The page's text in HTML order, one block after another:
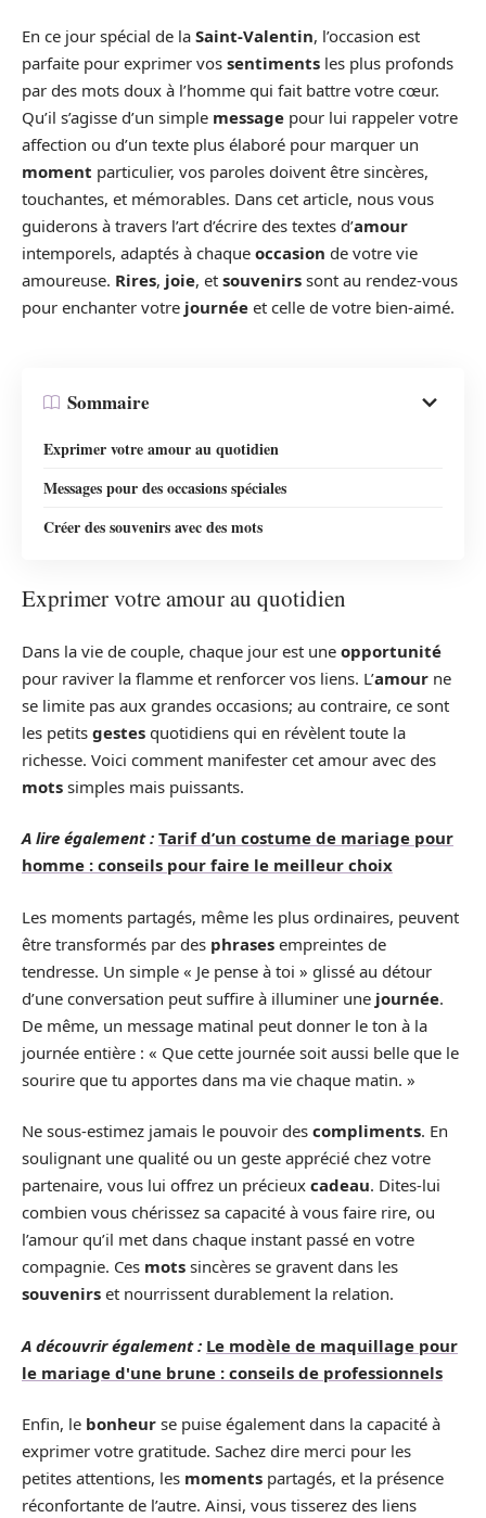
En ce jour spécial de la Saint-Valentin, l’occasion est
parfaite pour exprimer vos sentiments les plus profonds
par des mots doux à l’homme qui fait battre votre cœur.
Qu’il s’agisse d’un simple message pour lui rappeler votre
affection ou d’un texte plus élaboré pour marquer un
moment particulier, vos paroles doivent être sincères,
touchantes, et mémorables. Dans cet article, nous vous
guiderons à travers l’art d’écrire des textes d’amour
intemporels, adaptés à chaque occasion de votre vie
amoureuse. Rires, joie, et souvenirs sont au rendez-vous
pour enchanter votre journée et celle de votre bien-aimé.
Sommaire
Exprimer votre amour au quotidien
Messages pour des occasions spéciales
Créer des souvenirs avec des mots
Exprimer votre amour au quotidien
Dans la vie de couple, chaque jour est une opportunité
pour raviver la flamme et renforcer vos liens. L’amour ne
se limite pas aux grandes occasions; au contraire, ce sont
les petits gestes quotidiens qui en révèlent toute la
richesse. Voici comment manifester cet amour avec des
mots simples mais puissants.
A lire également : Tarif d’un costume de mariage pour
homme : conseils pour faire le meilleur choix
Les moments partagés, même les plus ordinaires, peuvent
être transformés par des phrases empreintes de
tendresse. Un simple « Je pense à toi » glissé au détour
d’une conversation peut suffire à illuminer une journée.
De même, un message matinal peut donner le ton à la
journée entière : « Que cette journée soit aussi belle que le
sourire que tu apportes dans ma vie chaque matin. »
Ne sous-estimez jamais le pouvoir des compliments. En
soulignant une qualité ou un geste apprécié chez votre
partenaire, vous lui offrez un précieux cadeau. Dites-lui
combien vous chérissez sa capacité à vous faire rire, ou
l’amour qu’il met dans chaque instant passé en votre
compagnie. Ces mots sincères se gravent dans les
souvenirs et nourrissent durablement la relation.
A découvrir également : Le modèle de maquillage pour
le mariage d'une brune : conseils de professionnels
Enfin, le bonheur se puise également dans la capacité à
exprimer votre gratitude. Sachez dire merci pour les
petites attentions, les moments partagés, et la présence
réconfortante de l’autre. Ainsi, vous tisserez des liens